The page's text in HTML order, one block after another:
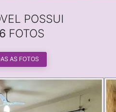
POSSUI
6 FOTOS
AS FOTOS